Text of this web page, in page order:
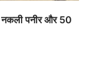
नकली पनीर और 50